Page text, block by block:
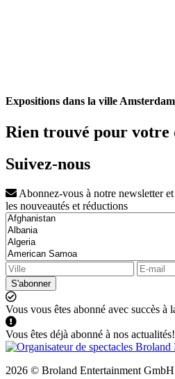
Expositions dans la ville
Rien trouvé pour votre
Suivez-nous
Abonnez-vous à notre newsletter
les nouveautés et réductions
S'abonner
Vous vous êtes abonné avec succès à
Vous êtes déjà abonné à nos actualités!
2026 © Broland Entertainment GmbH